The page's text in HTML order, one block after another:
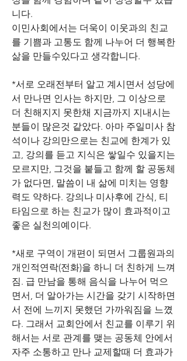
니다.
이민사회에서는 더욱이 이웃과의 친교
를 기쁨과 고통도 함께 나누어 더 행복한
삶을 만들수있다고 생각합니다.
*서로 오래전부터 알고 계시면서 성당에
서 만나면 인사는 하지만, 그 이상으로
더 친해지지 못한채 지금까지 지내시는
분들이 많은것 같았다. 아마 주일미사 참
석이나 강의만으로는 친교에 한계가 있
고, 강의를 듣고 지식은 쌓일수 있을지는
모르지만, 그것을 붙들고 함께 할 공동체
가 없다면, 말씀이 내 삶에 미치는 영향
력도 약하다. 강의나 미사후에 간식, 티
타임으로 하는 친교가 많이 효과적이고
좋은 실천의예이다.
*새로 구역이 개편이 되면서 그룹원과의
개인적연락(전화)을 하니 더 친하게 느껴
짐. 급 만남을 통해 음식을 나누어 먹으
면서, 더 알아가는 시간을 갖기 시작하면
서 전에 느끼지 못했던 가까워짐을 느꼈
다. 그래서 교회안에서 친교를 이루기 위
해서는 서로 관계를 맺는 공동체 안에서
자주 소통하고 만나 교제할때 더 효과가